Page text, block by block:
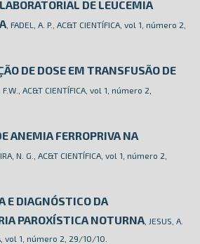
DE LEUCEMIA
, FADEL, A. P., AC&T CIENTÍFICA, vol 1, número 2,
DE DOSE EM TRANSFUSÃO DE
F.W., AC&T CIENTÍFICA, vol 1, número 2,
ANEMIA FERROPRIVA NA
N. G., AC&T CIENTÍFICA, vol 1, número 2,
E DIAGNÓSTICO DA
PAROXÍSTICA NOTURNA , JESUS, A.
vol 1, número 2, 29/10/10.